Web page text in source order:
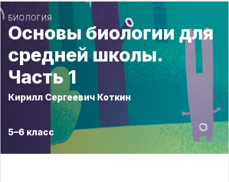
БИОЛОГИЯ
Основы биологии для
средней школы.
Часть 1
Кирилл Сергеевич Коткин
5–6 класс